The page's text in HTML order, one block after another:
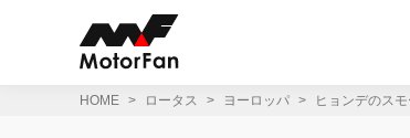
HOME ロータス ヨーロッパ ヒョンデのス